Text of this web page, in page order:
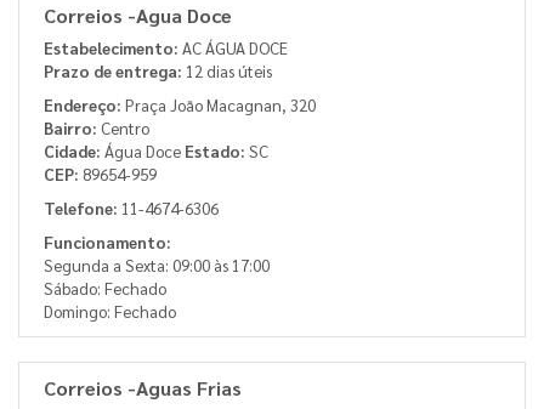
Correios -Agua Doce
Estabelecimento: AC ÁGUA DOCE
Prazo de entrega: 12 dias úteis
Endereço: Praça João Macagnan, 320
Bairro: Centro
Cidade: Água Doce Estado: SC
CEP: 89654-959
Telefone: 11-4674-6306
Funcionamento:
Segunda a Sexta: 09:00 às 17:00
Sábado: Fechado
Domingo: Fechado
Correios -Aguas Frias